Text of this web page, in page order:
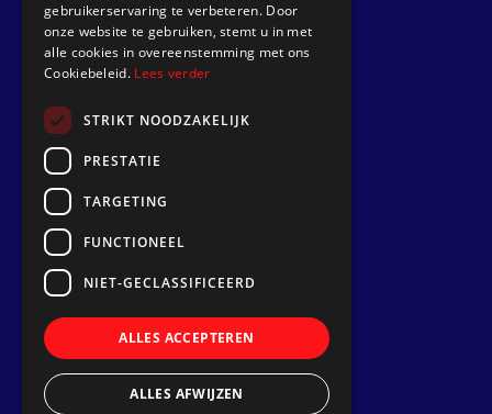
Go to
Dek Designer
Projects
Follow us
gebruikerservaring te verbeteren. Door
onze website te gebruiken, stemt u in met
alle cookies in overeenstemming met ons
Cookiebeleid. Lees verder
STRIKT NOODZAKELIJK
PRESTATIE
TARGETING
FUNCTIONEEL
NIET-GECLASSIFICEERD
ALLES ACCEPTEREN
ALLES AFWIJZEN